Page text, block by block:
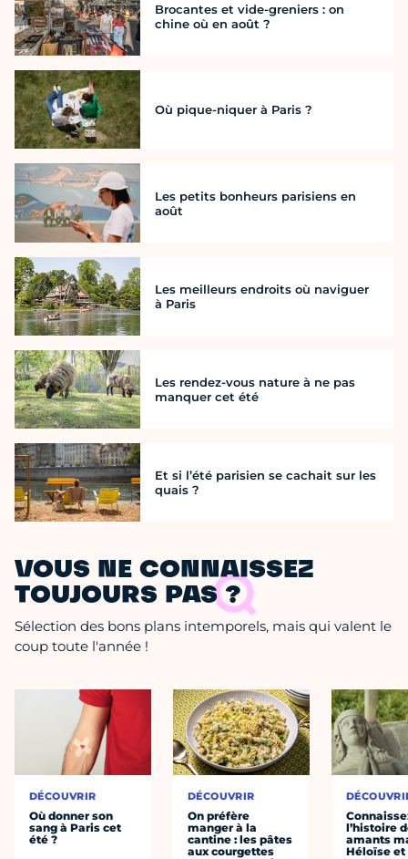
Brocantes et vide-greniers : on
chine où en août ?
Où pique-niquer à Paris ?
Les petits bonheurs parisiens en
août
Les meilleurs endroits où naviguer
à Paris
Les rendez-vous nature à ne pas
manquer cet été
Et si l’été parisien se cachait sur les
quais ?
VOUS NE CONNAISSEZ
TOUJOURS PAS ?
Sélection des bons plans intemporels, mais qui valent le
coup toute l'année !
DÉCOUVRIR
Où donner son
sang à Paris cet
été ?
DÉCOUVRIR
On préfère
manger à la
cantine : les pâtes
aux courgettes
l’histoire
amants
Héloïse et